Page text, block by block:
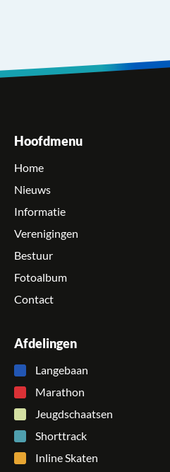
Hoofdmenu
Home
Nieuws
Informatie
Verenigingen
Bestuur
Fotoalbum
Contact
Afdelingen
Langebaan
Marathon
Jeugdschaatsen
Shorttrack
Inline Skaten